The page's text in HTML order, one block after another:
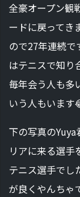
全豪オープン観
ードに戻ってき
ので27年連続
はテニスで知り
毎年会う人も多
いう人もいます
下の写真の
リアに来る選手
テニス選手でし
が良くやんちゃ